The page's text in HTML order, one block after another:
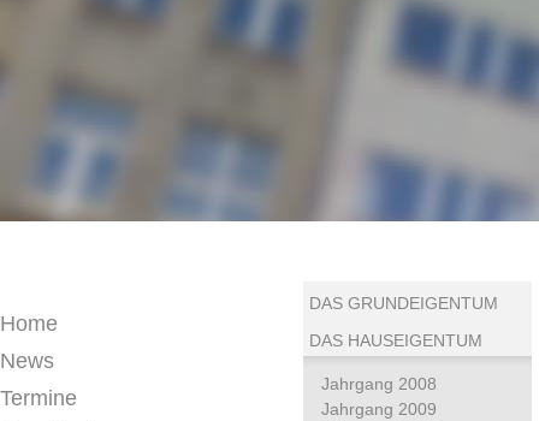
Home
News
Termine
DAS GRUNDEIGENTUM
DAS HAUSEIGENTUM
Jahrgang 2008
Jahrgang 2009